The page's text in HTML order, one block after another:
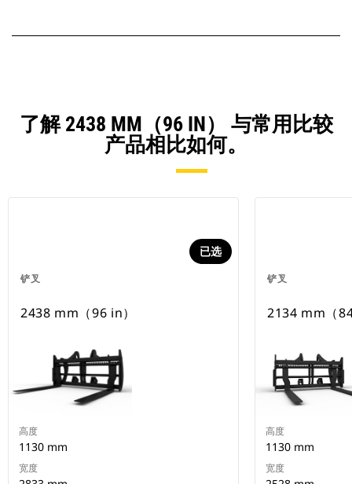
了解 2438 MM（96 IN） 与常用比较
产品相比如何。
铲叉
已选
2438 mm（96 in）
高度
1130 mm
宽度
铲叉
2134 mm（
高度
1130 mm
宽度